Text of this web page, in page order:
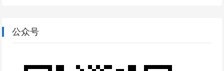
公众号